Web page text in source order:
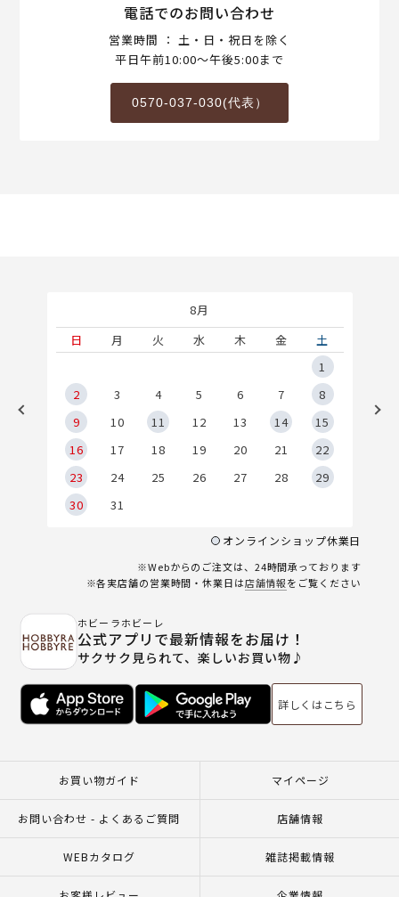
電話でのお問い合わせ
営業時間 ： 土・日・祝日を除く
平日午前10:00～午後5:00まで
0570-037-030(代表）
8月
日
月 火 水 木 金
土
1
2
3 4 5 6 7
8
9
10 11 12 13 14
15
16
17 18 19 20 21
22
23
24 25 26 27 28
29
30
31
オンラインショップ休業日
※Webからのご注文は、24時間承っております
※各実店舗の営業時間・休業日は店舗情報をご覧ください
ホビーラホビーレ
公式アプリで最新情報をお届け！
サクサク見られて、楽しいお買い物♪
詳しくはこちら
お買い物ガイド マイページ
お問い合わせ - よくあるご質問 店舗情報
WEBカタログ 雑誌掲載情報